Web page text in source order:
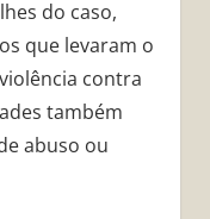
do caso,
que levaram o
contra
também
abuso ou